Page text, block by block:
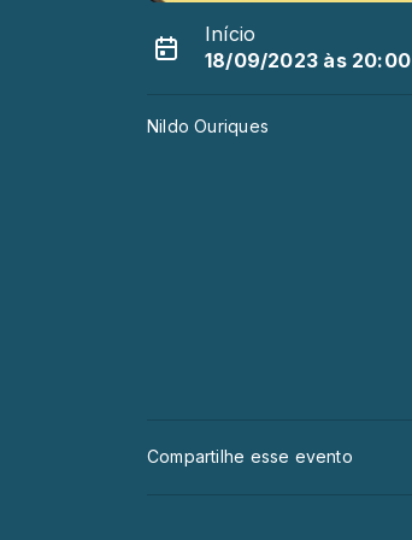
Início
18/09/2023 às 20:00
Nildo Ouriques
Compartilhe esse evento